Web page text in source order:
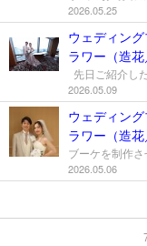
プロフィール
お問合せ
2026.05.25
ウェディン
ラワー（造花
2026.05.09
ウェディン
ラワー（造花
2026.05.06